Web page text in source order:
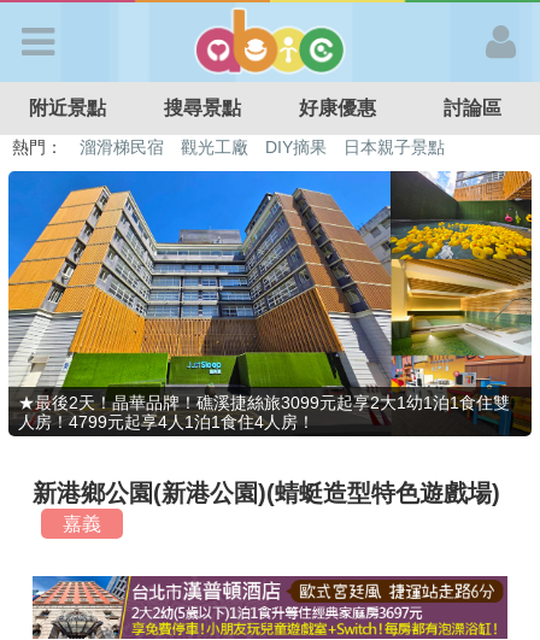
APP登入
首 頁
搜尋景點
好康優惠
最新消息
最新留言
商家合作
附近景點 搜尋景點 好康優惠 討論區
熱門： 溜滑梯民宿 觀光工廠 DIY摘果
日本親子景點
特色遊戲場
親子住房優惠 台北親子餐廳 溫泉泡湯SPA
★最後2天！晶華品牌！礁溪捷絲旅3099元起享2大1幼1泊1食住雙
人房！4799元起享4人1泊1食住4人房！
新港鄉公園(新港公園)(蜻蜓造型特色遊戲場)
嘉義